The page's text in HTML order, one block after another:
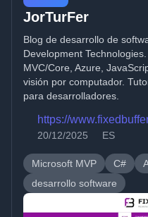
JorTurFer
Blog de desarrollo de
Development
MVC/Core, Azure,
visión por computador.
para desarrolladores.
https://
20/12/2025
ES
Microsoft MVP C#
desarrollo software